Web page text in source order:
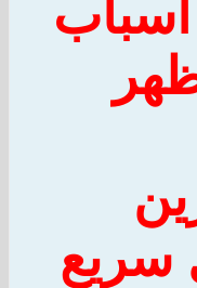
سريع